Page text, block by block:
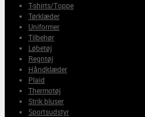
T-shirts/Toppe
Tørklæder
Uniformer
Tilbehør
Løbetøj
Regntøj
Håndklæder
Plaid
Thermotøj
Strik bluser
Sportsudstyr